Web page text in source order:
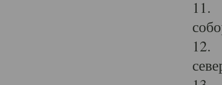
11.
12.